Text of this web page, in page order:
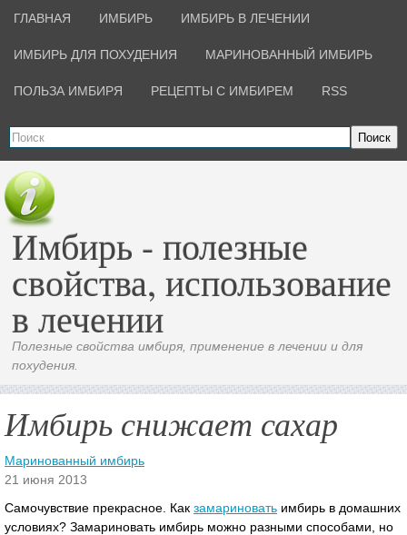
ГЛАВНАЯ ИМБИРЬ ИМБИРЬ В ЛЕЧЕНИИ
ИМБИРЬ ДЛЯ ПОХУДЕНИЯ МАРИНОВАННЫЙ ИМБИРЬ
ПОЛЬЗА ИМБИРЯ РЕЦЕПТЫ С ИМБИРЕМ RSS
Поиск
Имбирь - полезные
свойства, использование
в лечении
Полезные свойства имбиря, применение в лечении и для
похудения.
Имбирь снижает сахар
Маринованный имбирь
21 июня 2013
Самочувствие прекрасное. Как замариновать имбирь в домашних
условиях? Замариновать имбирь можно разными способами, но